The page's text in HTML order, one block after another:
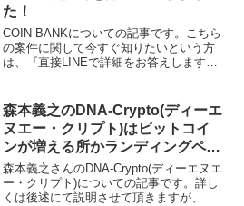
た！
COIN BANKについての記事です。こちら
の案件に関して今すぐ知りたいという方
は、『直接LINEで詳細をお答えしますの
が実際にやっていて、稼げている案件を
無料でプレゼ...
森本義之のDNA-Crypto(ディーエ
ヌエー・クリプト)はビットコイ
ンが増える所かランディングペー
ジが確実に増える！その実態と
は？
森本義之さんのDNA-Crypto(ディーエヌエ
ー・クリプト)についての記事です。詳し
くは後述にて説明させて頂きますが、最